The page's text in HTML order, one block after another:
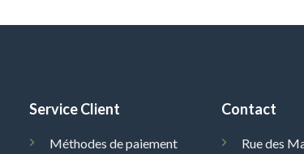
Service Client
Méthodes de paiement
Contact
Rue des